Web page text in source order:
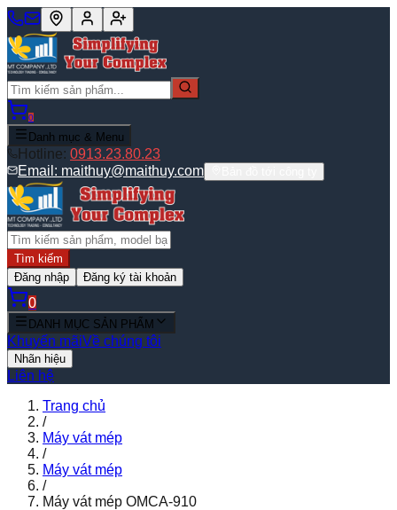
0
Danh mục & Menu
Hotline: 0913.23.80.23
Email: maithuy@maithuy.com
Tìm kiếm
Đăng nhập
Đăng ký tài khoản
0
DANH MỤC SẢN PHẨM
Khuyến mãiVề chúng tôi
Nhãn hiệu
Liên hệ
Trang chủ
/
Máy vát mép
/
Máy vát mép
/
Máy vát mép OMCA-910